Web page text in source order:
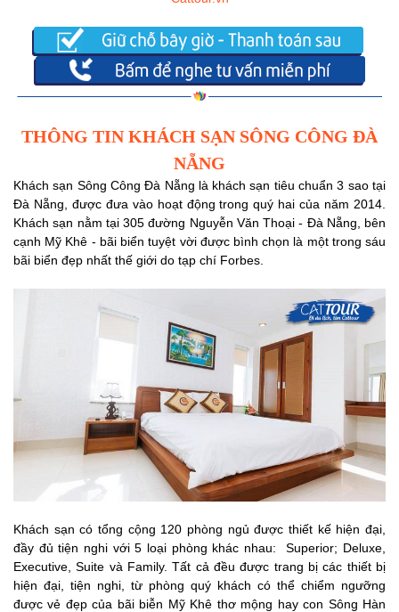
THÔNG TIN KHÁCH SẠN SÔNG CÔNG ĐÀ
NẴNG
Khách sạn Sông Công Đà Nẵng là khách sạn tiêu chuẩn 3 sao tại
Đà Nẵng, được đưa vào hoạt động trong quý hai của năm 2014.
Khách sạn nằm tại 305 đường Nguyễn Văn Thoại - Đà Nẵng, bên
cạnh Mỹ Khê - bãi biển tuyệt vời được bình chọn là một trong sáu
bãi biển đẹp nhất thế giới do tạp chí Forbes.
Khách sạn có tổng cộng 120 phòng ngủ được thiết kế hiện đại,
đầy đủ tiện nghi với 5 loại phòng khác nhau: Superior; Deluxe,
Executive, Suite và Family. Tất cả đều được trang bị các thiết bị
hiện đại, tiện nghi, từ phòng quý khách có thể chiểm ngưỡng
được vẻ đẹp của bãi biễn Mỹ Khê thơ mộng hay con Sông Hàn